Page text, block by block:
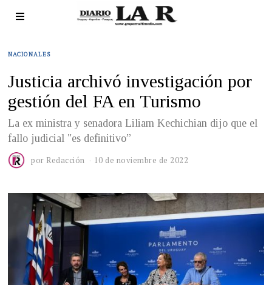
NACIONALES
Justicia archivó investigación por
gestión del FA en Turismo
La ex ministra y senadora Liliam Kechichian dijo que el
fallo judicial "es definitivo”
por Redacción 10 de noviembre de 2022